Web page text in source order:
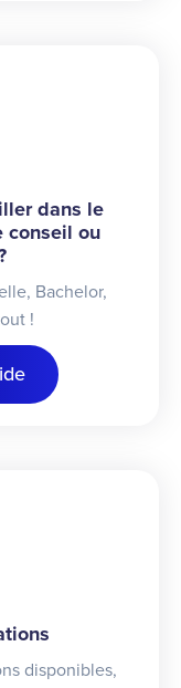
dans le
conseil ou
Bachelor,
!
disponibles,